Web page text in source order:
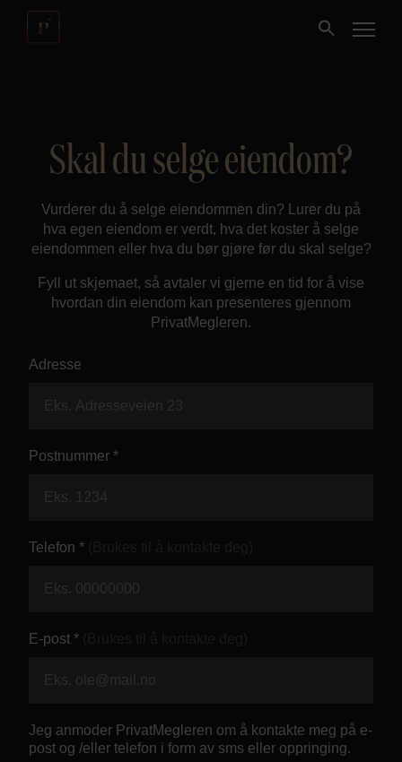
Selge
Nybygg
Fritidseiendom
Finansiering
Kjøpsmegling
Stillinger
Om oss
Skal du selge eiendom?
Vurderer du å selge eiendommen din? Lurer du på
hva egen eiendom er verdt, hva det koster å selge
eiendommen eller hva du bør gjøre før du skal selge?
Fyll ut skjemaet, så avtaler vi gjerne en tid for å vise
hvordan din eiendom kan presenteres gjennom
PrivatMegleren.
Adresse
Postnummer *
Telefon *
E-post *
Jeg anmoder PrivatMegleren om å kontakte meg på e-
post og /eller telefon i form av sms eller oppringing.